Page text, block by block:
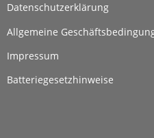
Datenschutzerklärung
Allgemeine
Impressum
Batteriegesetzhinweise